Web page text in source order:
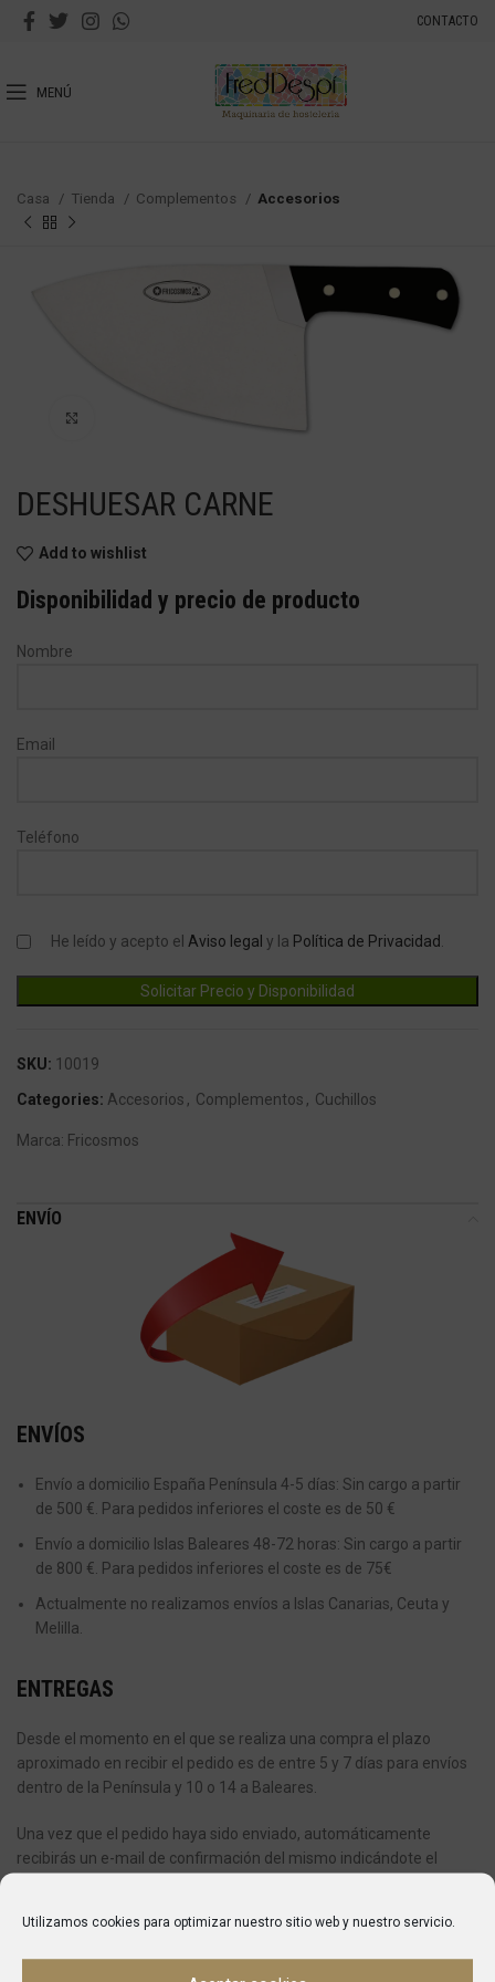
Utilizamos cookies para optimizar nuestro sitio web y nuestro servicio.
CONTACTO
MENÚ
Casa Tienda Complementos Accesorios
DESHUESAR CARNE
Add to wishlist
Disponibilidad y precio de producto
Nombre
Email
Teléfono
He leído y acepto el Aviso legal y la Política de Privacidad
SKU: 10019
Categories: Accesorios , Complementos , Cuchillos
Marca: Fricosmos
ENVÍO
ENVÍOS
Envío a domicilio España Península 4-5 días: Sin cargo a partir
de 500 €. Para pedidos inferiores el coste es de 50 €
Envío a domicilio Islas Baleares 48-72 horas: Sin cargo a partir
de 800 €. Para pedidos inferiores el coste es de 75€
Actualmente no realizamos envíos a Islas Canarias, Ceuta y
Melilla.
ENTREGAS
Desde el momento en el que se realiza una compra el plazo
aproximado en recibir el pedido es de entre 5 y 7 días para envíos
dentro de la Península y 10 o 14 a Baleares.
Una vez que el pedido haya sido enviado, automáticamente
recibirás un e-mail de confirmación del mismo indicándote el
que ha indicado, la compañía de transportes dejará un aviso y se